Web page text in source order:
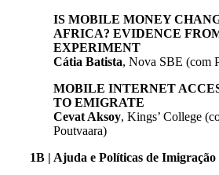
IS MOBILE MONEY
AFRICA? EVIDENCE
EXPERIMENT
Cátia Batista, Nova SBE (com
MOBILE INTERNET
TO EMIGRATE
Cevat Aksoy, Kings’ College
Poutvaara)
1B | Ajuda e Políticas de Imigração